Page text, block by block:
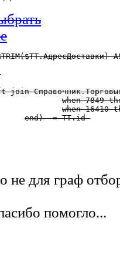
join
не для граф
помогло...